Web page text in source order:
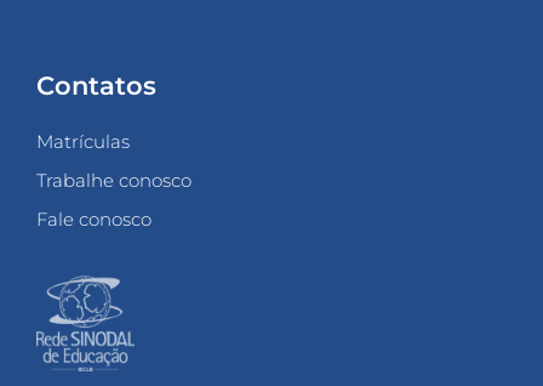
Contatos
Matrículas
Trabalhe conosco
Fale conosco